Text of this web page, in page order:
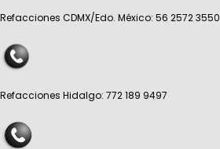
Refacciones CDMX/Edo. México: 56 2572 3550
Refacciones Hidalgo: 772 189 9497